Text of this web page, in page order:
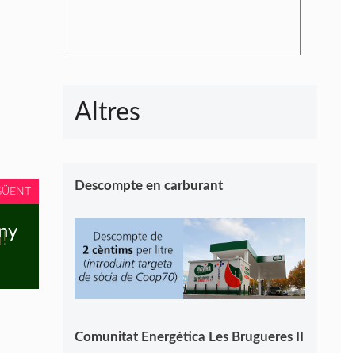
Altres
Descompte en carburant
Comunitat Energètica Les Brugueres II